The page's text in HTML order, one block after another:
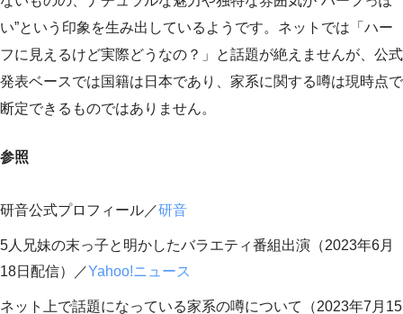
い”という印象を生み出しているようです。ネットでは「ハー
フに見えるけど実際どうなの？」と話題が絶えませんが、公式
発表ベースでは国籍は日本であり、家系に関する噂は現時点で
断定できるものではありません。
参照
研音公式プロフィール／研音
5人兄妹の末っ子と明かしたバラエティ番組出演（2023年6月
18日配信）／Yahoo!ニュース
ネット上で話題になっている家系の噂について（2023年7月15